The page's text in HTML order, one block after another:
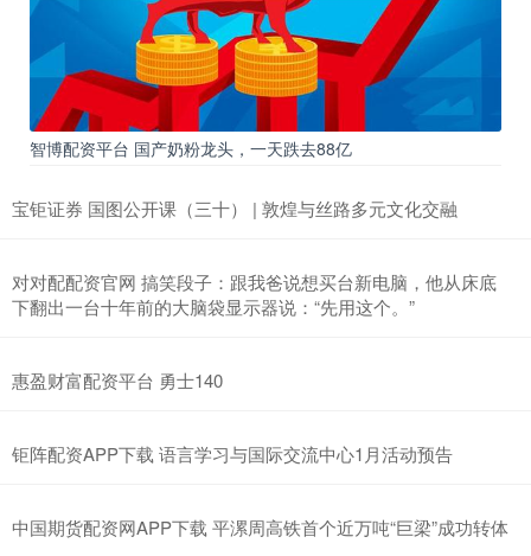
智博配资平台 国产奶粉龙头，一天跌去88亿
宝钜证券 国图公开课（三十） | 敦煌与丝路多元文化交融
对对配配资官网 搞笑段子：跟我爸说想买台新电脑，他从床底
下翻出一台十年前的大脑袋显示器说：“先用这个。”
惠盈财富配资平台 勇士140
钜阵配资APP下载 语言学习与国际交流中心1月活动预告
中国期货配资网APP下载 平漯周高铁首个近万吨“巨梁”成功转体